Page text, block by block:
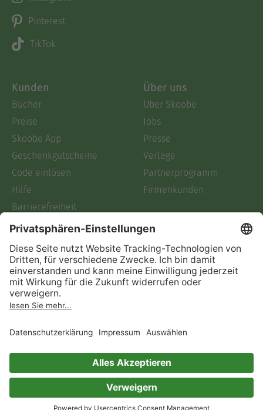
Pinterest
TikTok
Kunden
Bücher
Preise
Skoobe App
Geschenkgutscheine
Code einlösen
Hilfe
Barrierefreiheit
Login
Über uns
Über Skoobe
Jobs
Presse
Verlage
Partnerprogramm
Firmenkunden
Rechtliches
Datenschutz
AGB
Informationen nach Data
Verträge hier kündigen
Impressum